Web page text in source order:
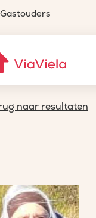
Gastouders
naar resultaten